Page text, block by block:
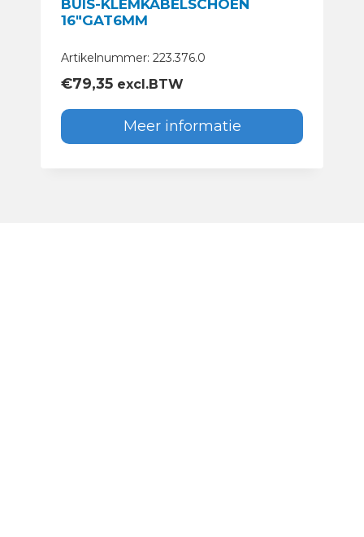
BUIS-KLEMKABELSCHOEN
16″GAT6MM
Artikelnummer: 223.376.0
€79,35 excl.BTW
Meer informatie